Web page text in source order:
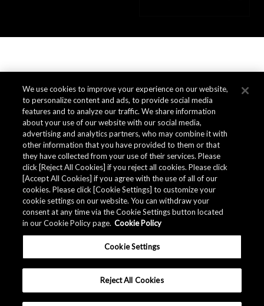
We use cookies to improve your experience on our website,
to personalize content and ads, to provide social media
features and to analyze our traffic. We share information
about your use of our website with our social media,
advertising and analytics partners, who may combine it with
other information that you have provided to them or that
they have collected from your use of their services. Please
click [Reject All Cookies] if you reject all cookies. Please click
[Accept All Cookies] if you agree with the use of all of our
cookies. Please click [Cookie Settings] to customize your
cookie settings on our website. You can withdraw your
consent at any time via the Cookie Settings button located
in our Cookie Policy page. Cookie Policy
Cookie Settings
Reject All Cookies